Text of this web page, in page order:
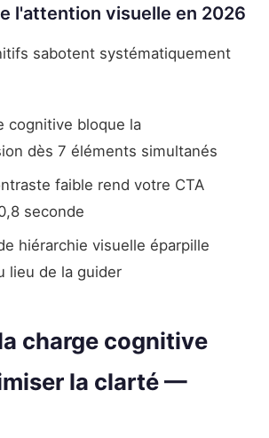
l'attention visuelle en 2026
sabotent systématiquement
cognitive bloque la
dès 7 éléments simultanés
faible rend votre CTA
seconde
hiérarchie visuelle éparpille
lieu de la guider
charge cognitive
la clarté —